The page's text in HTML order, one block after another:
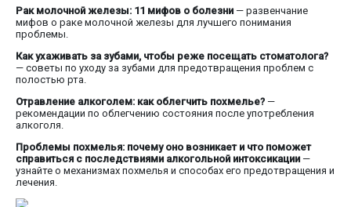
Рак молочной железы: 11 мифов о болезни — развенчание
мифов о раке молочной железы для лучшего понимания
проблемы.
Как ухаживать за зубами, чтобы реже посещать стоматолога?
— советы по уходу за зубами для предотвращения проблем с
полостью рта.
Отравление алкоголем: как облегчить похмелье? —
рекомендации по облегчению состояния после употребления
алкоголя.
Проблемы похмелья: почему оно возникает и что поможет
справиться с последствиями алкогольной интоксикации —
узнайте о механизмах похмелья и способах его предотвращения и
лечения.